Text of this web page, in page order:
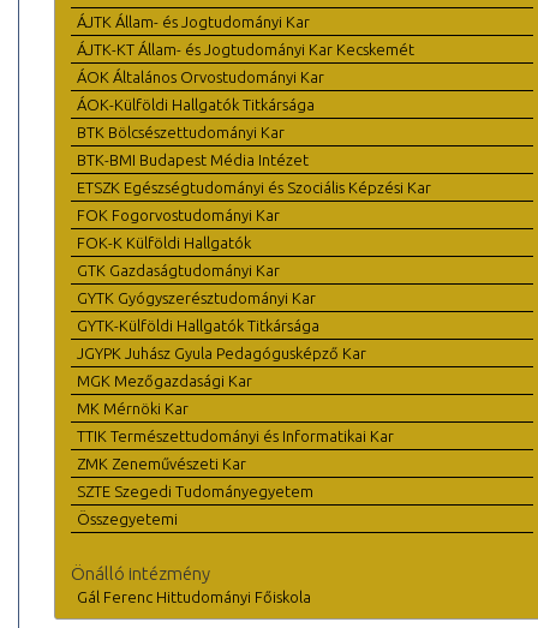
ÁJTK Állam- és Jogtudományi Kar
ÁJTK-KT Állam- és Jogtudományi Kar Kecskemét
ÁOK Általános Orvostudományi Kar
ÁOK-Külföldi Hallgatók Titkársága
BTK Bölcsészettudományi Kar
BTK-BMI Budapest Média Intézet
ETSZK Egészségtudományi és Szociális Képzési Kar
FOK Fogorvostudományi Kar
FOK-K Külföldi Hallgatók
GTK Gazdaságtudományi Kar
GYTK Gyógyszerésztudományi Kar
GYTK-Külföldi Hallgatók Titkársága
JGYPK Juhász Gyula Pedagógusképző Kar
MGK Mezőgazdasági Kar
MK Mérnöki Kar
TTIK Természettudományi és Informatikai Kar
ZMK Zeneművészeti Kar
SZTE Szegedi Tudományegyetem
Összegyetemi
Önálló intézmény
Gál Ferenc Hittudományi Főiskola